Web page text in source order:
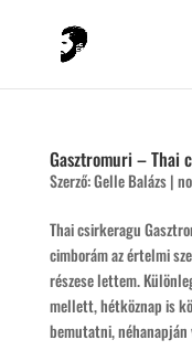
Gasztromuri – Thai
Szerző:Gelle Balázs|
Thai csirkeragu
cimborám az értelmi
részese lettem.
mellett, hétköznap is
bemutatni, néhanapján